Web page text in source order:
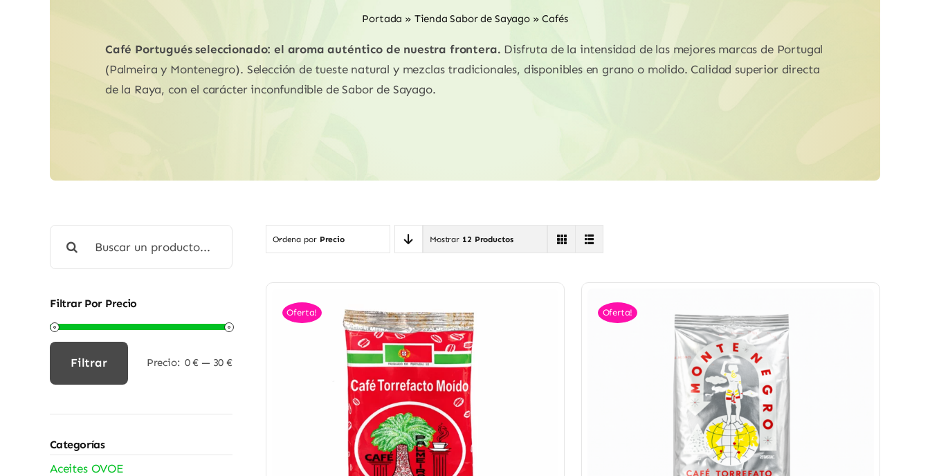
Portada » Tienda Sabor de Sayago»Cafés
Café Portugués seleccionado: el aroma auténtico de nuestra frontera. Disfruta de la intensidad de las mejores marcas de Portugal
(Palmeira y Montenegro). Selección de tueste natural y mezclas tradicionales, disponibles en grano o molido. Calidad superior directa
de la Raya, con el carácter inconfundible de Sabor de Sayago.
Filtrar Por Precio
Filtrar Precio: 0 € — 30 €
Categorías
Aceites OVOE
Ordena por Precio Mostrar 12 Productos
Oferta! Oferta!